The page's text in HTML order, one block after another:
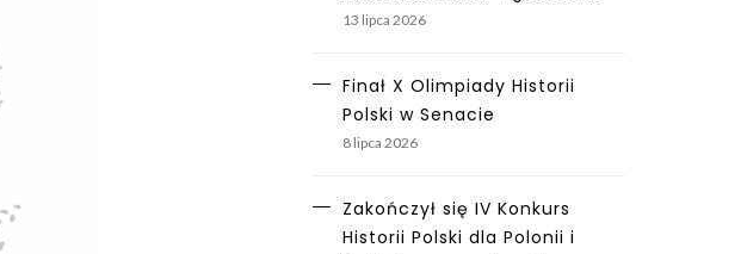
13 lipca 2026
Finał X Olimpiady Historii
Polski w Senacie
8 lipca 2026
Zakończył się IV Konkurs
Historii Polski dla Polonii i